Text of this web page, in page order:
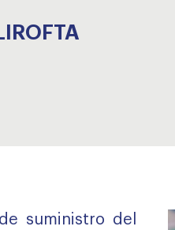
suministro del